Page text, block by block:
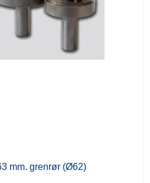
mm. grenrør (Ø62)